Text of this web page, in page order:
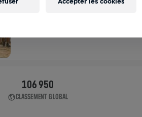
KOLKATA
106 950
CLASSEMENT GLOBAL